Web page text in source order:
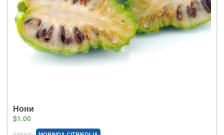
Нони
$1.00